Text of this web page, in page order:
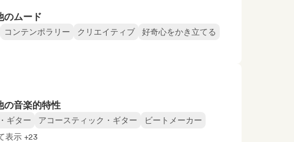
のムード
コンテンポラリー クリエイティブ
好奇心をかき立てる
の音楽的特性
ギター アコースティック・ギター
ビートメーカー
表示 +23